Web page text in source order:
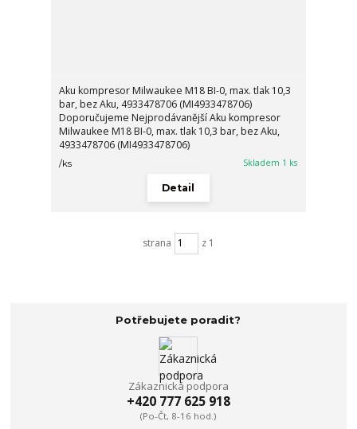
Aku kompresor Milwaukee M18 BI-0, max. tlak 10,3
bar, bez Aku, 4933478706 (MI4933478706)
Doporučujeme Nejprodávanější Aku kompresor
Milwaukee M18 BI-0, max. tlak 10,3 bar, bez Aku,
4933478706 (MI4933478706)
/ks Skladem 1 ks
Detail
strana z 1
Potřebujete poradit?
Zákaznická podpora
+420 777 625 918
(Po-Čt, 8-16 hod.)